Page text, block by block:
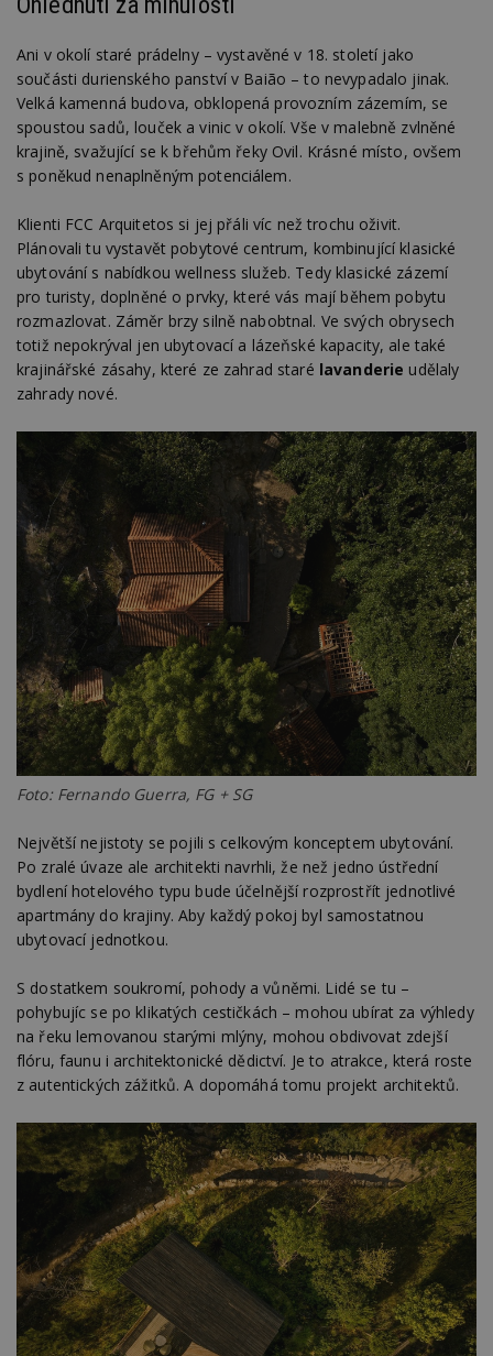
Ani v okolí staré prádelny – vystavěné v 18. století jako
součásti durienského panství v Baião – to nevypadalo jinak.
Velká kamenná budova, obklopená provozním zázemím, se
spoustou sadů, louček a vinic v okolí. Vše v malebně zvlněné
krajině, svažující se k břehům řeky Ovil. Krásné místo, ovšem
s poněkud nenaplněným potenciálem.
Klienti FCC Arquitetos si jej přáli víc než trochu oživit.
Plánovali tu vystavět pobytové centrum, kombinující klasické
ubytování s nabídkou wellness služeb. Tedy klasické zázemí
pro turisty, doplněné o prvky, které vás mají během pobytu
rozmazlovat. Záměr brzy silně nabobtnal. Ve svých obrysech
totiž nepokrýval jen ubytovací a lázeňské kapacity, ale také
krajinářské zásahy, které ze zahrad staré lavanderie udělaly
zahrady nové.
Foto: Fernando Guerra, FG + SG
Největší nejistoty se pojili s celkovým konceptem ubytování.
Po zralé úvaze ale architekti navrhli, že než jedno ústřední
bydlení hotelového typu bude účelnější rozprostřít jednotlivé
apartmány do krajiny. Aby každý pokoj byl samostatnou
ubytovací jednotkou.
S dostatkem soukromí, pohody a vůněmi. Lidé se tu –
pohybujíc se po klikatých cestičkách – mohou ubírat za výhledy
na řeku lemovanou starými mlýny, mohou obdivovat zdejší
flóru, faunu i architektonické dědictví. Je to atrakce, která roste
z autentických zážitků. A dopomáhá tomu projekt architektů.